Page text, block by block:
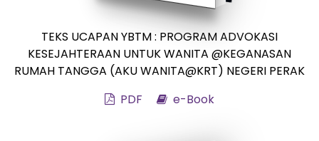
TEKS UCAPAN YBTM : PROGRAM ADVOKASI
KESEJAHTERAAN UNTUK WANITA @KEGANASAN
RUMAH TANGGA (AKU WANITA@KRT) NEGERI PERAK
PDF
e-Book